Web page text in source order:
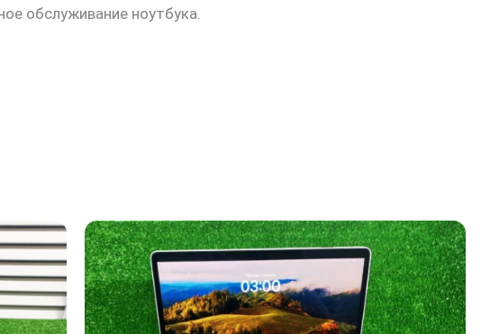
обслуживание ноутбука.